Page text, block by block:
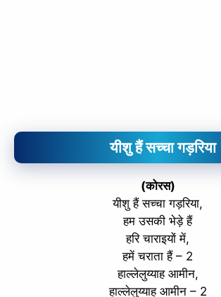
यीशु हैं सच्चा गड़रिया
(कोरस)
यीशु हैं सच्चा गड़रिया,
हम उसकी भेड़े हैं
हरि चाराइयों में,
हमें चराता हैं – 2
हाल्लेलुय्याह आमीन,
हाल्लेलुय्याह आमीन – 2